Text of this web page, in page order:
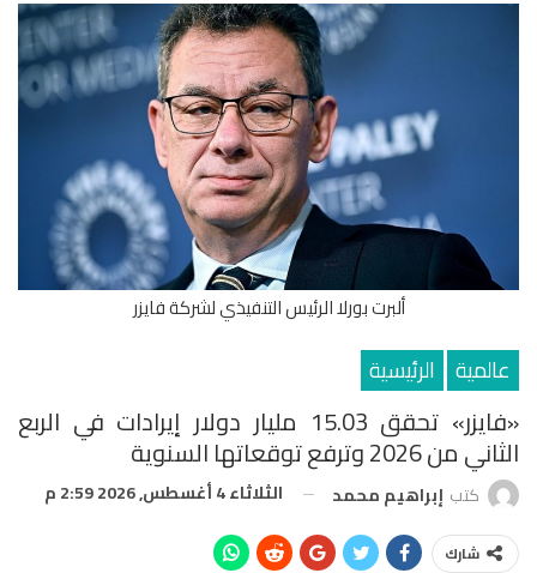
ألبرت بورلا الرئيس التنفيذي لشركة فايزر
عالمية الرئيسية
«فايزر» تحقق 15.03 مليار دولار إيرادات في الربع
الثاني من 2026 وترفع توقعاتها السنوية
كتب إبراهيم محمد الثلاثاء 4 أغسطس, 2026 2:59 م
شارك